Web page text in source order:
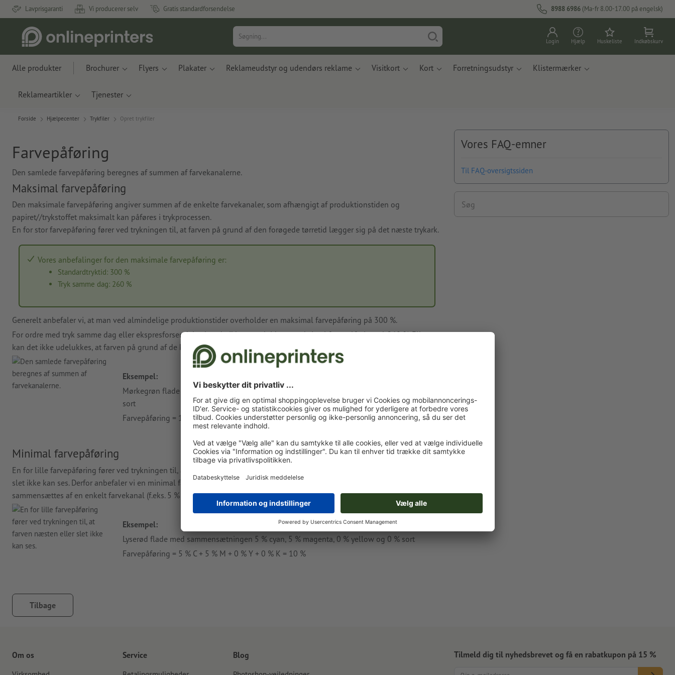
Lavprisgaranti Vi producerer selv Gratis standardforsendelse 8988 6986 (Ma-fr 8.00-17.00 på engelsk)
Login Hjælp Huskeliste Indkøbskurv
Alle produkter Brochurer Flyers Plakater Reklameudstyr og udendørs reklame Visitkort Kort Forretningsudstyr Klistermærker
Reklameartikler Tjenester
Forside Hjælpecenter Trykfiler Opret trykfiler
Farvepåføring
Den samlede farvepåføring beregnes af summen af farvekanalerne.
Maksimal farvepåføring
Den maksimale farvepåføring angiver summen af de enkelte farvekanaler, som afhængigt af produktionstiden og
papiret//trykstoffet maksimalt kan påføres i trykprocessen.
En for stor farvepåføring fører ved trykningen til, at farven på grund af den forøgede tørretid lægger sig på det næste trykark.
Vores anbefalinger for den maksimale farvepåføring er:
Standardtryktid: 300 %
Tryk samme dag: 260 %
Generelt anbefaler vi, at man ved almindelige produktionstider overholder en maksimal farvepåføring på 300 %.
For ordre med tryk samme dag eller ekspresforsendelse bør du ikke overskride en maksimal farvepåføring på 260 %. Ellers
kan det ikke udelukkes, at farven på grund af de korte tørretider lægger sig på det næste ark.
Eksempel:
Mørkegrøn flade med sammensætningen 100 % cyan, 40 % magenta, 100 % yellow og 60 %
sort
Farvepåføring = 100 % C + 40 % M + 100 % Y + 60 % K = 300 %
Minimal farvepåføring
En for lille farvepåføring fører ved trykningen til, at farven på trykproduktet alt efter trykmetoden og trykstoffet næsten eller
slet ikke kan ses. Derfor anbefaler vi en minimal farvepåføring på ca. 3 til 5 % pr. farvekanal, hvor en farve også kan
sammensættes af en enkelt farvekanal (f.eks. 5 % cyan, 0 % magenta, 0 % yellow, 0 % sort).
Eksempel:
Lyserød flade med sammensætningen 5 % cyan, 5 % magenta, 0 % yellow og 0 % sort
Farvepåføring = 5 % C + 5 % M + 0 % Y + 0 % K = 10 %
Vores FAQ-emner
Til FAQ-oversigtssiden
Søg
Tilbage
Om os Service Blog Tilmeld dig til nyhedsbrevet og få en rabatkupon på 15 %